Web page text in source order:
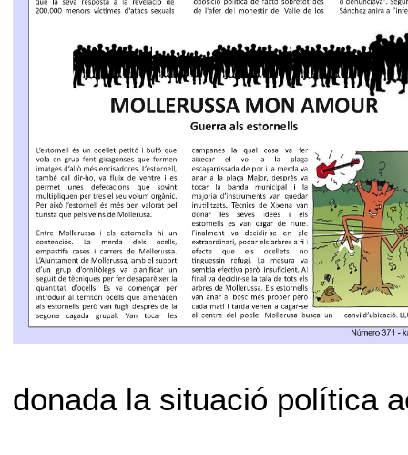
donada la situació política